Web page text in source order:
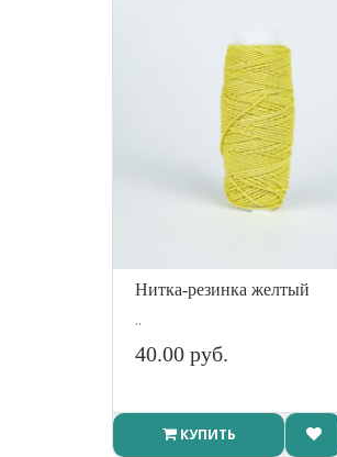
Нитка-резинка желтый
..
40.00 руб.
КУПИТЬ